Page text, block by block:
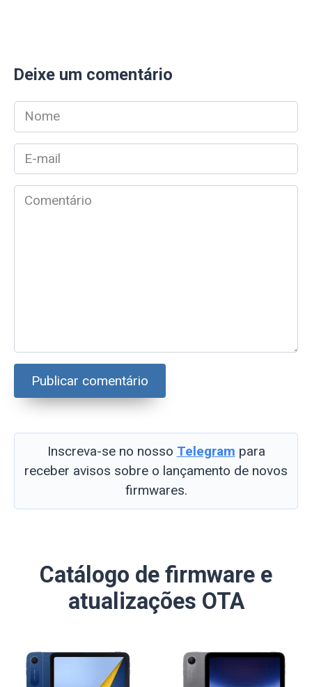
Deixe um comentário
Nome
*
mail
*Comentário
Inscreva-se no nosso Telegram para
receber avisos sobre o lançamento de novos
firmwares.
Catálogo de firmware e
atualizações OTA